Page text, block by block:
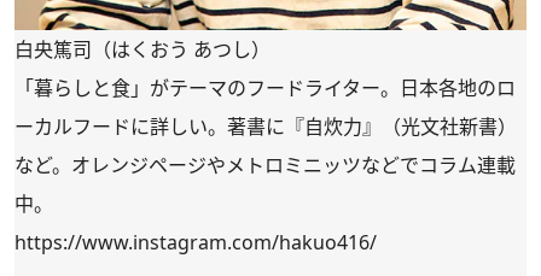
白央篤司（はくおう あつし）
「暮らしと食」がテーマのフードライター。日本各地のロ
ーカルフードに詳しい。著書に『自炊力』（光文社新書）
など。オレンジページやメトロミニッツなどでコラム連載
中。
https://www.instagram.com/hakuo416/